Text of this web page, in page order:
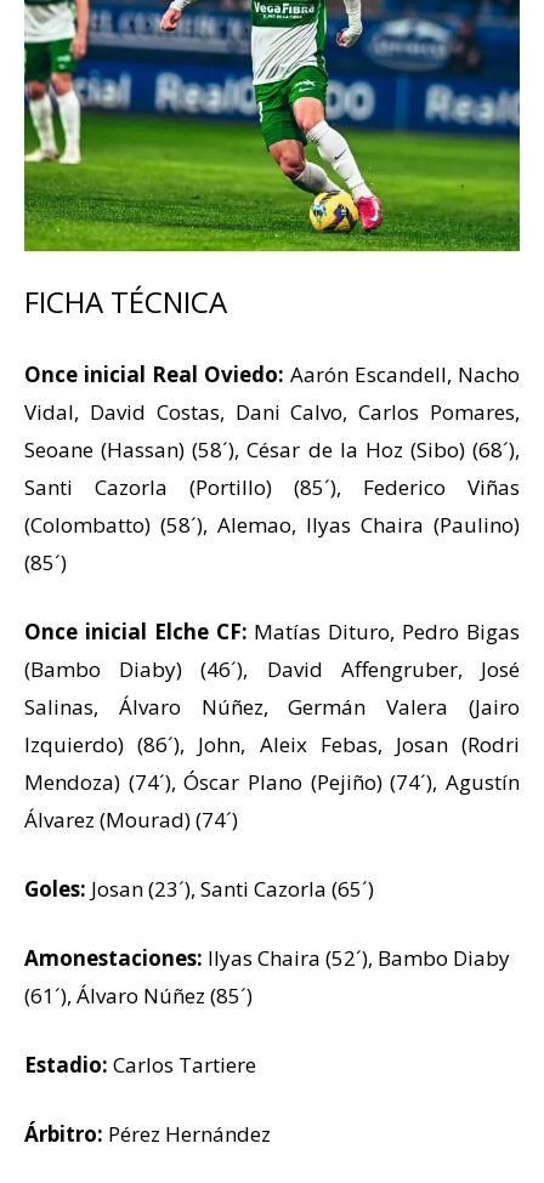
FICHA TÉCNICA
Once inicial Real Oviedo: Aarón Escandell, Nacho
Vidal, David Costas, Dani Calvo, Carlos Pomares,
Seoane (Hassan) (58´), César de la Hoz (Sibo) (68´),
Santi Cazorla (Portillo) (85´), Federico Viñas
(Colombatto) (58´), Alemao, Ilyas Chaira (Paulino)
(85´)
Once inicial Elche CF: Matías Dituro, Pedro Bigas
(Bambo Diaby) (46´), David Affengruber, José
Salinas, Álvaro Núñez, Germán Valera (Jairo
Izquierdo) (86´), John, Aleix Febas, Josan (Rodri
Mendoza) (74´), Óscar Plano (Pejiño) (74´), Agustín
Álvarez (Mourad) (74´)
Goles: Josan (23´), Santi Cazorla (65´)
Amonestaciones: Ilyas Chaira (52´), Bambo Diaby
(61´), Álvaro Núñez (85´)
Estadio: Carlos Tartiere
Árbitro: Pérez Hernández